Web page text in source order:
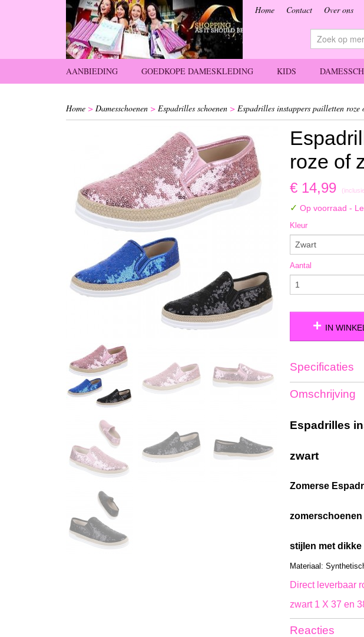
Home Contact Over ons
AANBIEDING GOEDKOPE DAMESKLEDING KIDS
Home > Damesschoenen > Espadrilles schoenen > Espadrilles instappers pailletten roze
roze of
€ 14,99
✓ Op voorraad -
Kleur
Aantal
IN
Specificaties
Productcode
Bruto gewicht
Omschrijving
Espadrilles
zwart
Zomerse
stijlen met
Materiaal:
Direct leverbaar
zwart 1 X 37 en
Reacties